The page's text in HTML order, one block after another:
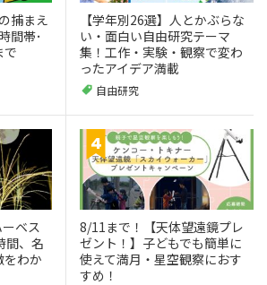
捕まえ
間帯･
で
【学年別26選】人とかぶらな
い・面白い自由研究テーマ
集！工作・実験・観察で変わ
ったアイデア満載
自由研究
ベス
間、名
をわか
8/11まで！【天体望遠鏡プレ
ゼント！】子どもでも簡単に
使えて満月・星空観察におす
すめ！